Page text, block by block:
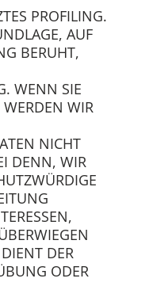
PROFILING.
AUF
BERUHT,
WENN SIE
WIR
NICHT
DENN, WIR
DER
ODER